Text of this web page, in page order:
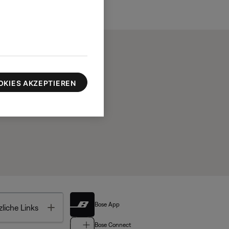
Links Toggle Bose App
Bose Connect
AKZEPTIEREN